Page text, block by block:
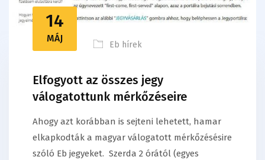
14
MÁJ
Eb hírek
Elfogyott az összes jegy
válogatottunk mérkőzéseire
Ahogy azt korábban is sejteni lehetett, hamar
elkapkodták a magyar válogatott mérkőzésésire
szóló Eb jegyeket. Szerda 2 órától (egyes